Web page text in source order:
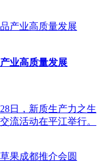
业高质量发展
日，新质生产力之生
流活动在平江举行。